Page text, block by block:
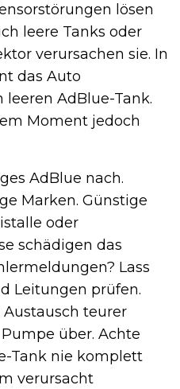
lösen
leere Tanks oder
verursachen sie. In
das Auto
AdBlue-Tank.
Moment jedoch
AdBlue nach.
Marken. Günstige
oder
schädigen das
Lass
Leitungen prüfen.
teurer
über. Achte
Tank nie komplett
verursacht